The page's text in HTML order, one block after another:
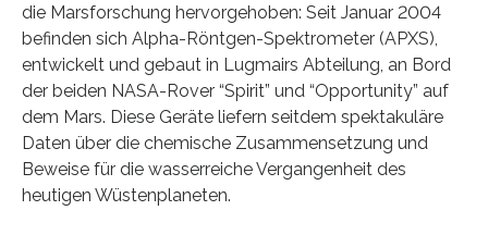
die Marsforschung hervorgehoben: Seit Januar 2004
befinden sich Alpha-Röntgen-Spektrometer (APXS),
entwickelt und gebaut in Lugmairs Abteilung, an Bord
der beiden NASA-Rover “Spirit” und “Opportunity” auf
dem Mars. Diese Geräte liefern seitdem spektakuläre
Daten über die chemische Zusammensetzung und
Beweise für die wasserreiche Vergangenheit des
heutigen Wüstenplaneten.